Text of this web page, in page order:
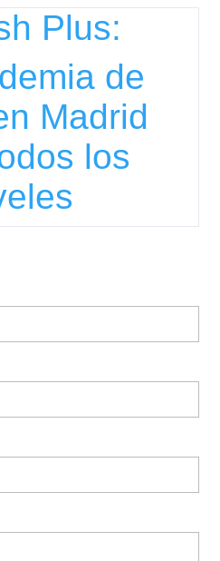
Plus:
de
Madrid
los